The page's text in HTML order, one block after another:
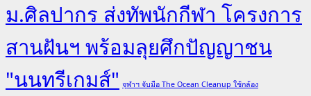
ม.ศิลปากร ส่งทัพนักกีฬา โครงการ
สานฝันฯ พร้อมลุยศึกปัญญาชน
"นนทรีเกมส์" จุฬาฯ จับมือ The Ocean Cleanup ใช้กล้อง